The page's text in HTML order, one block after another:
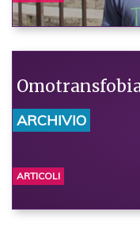
ARCHIVIO
ARTICOLI